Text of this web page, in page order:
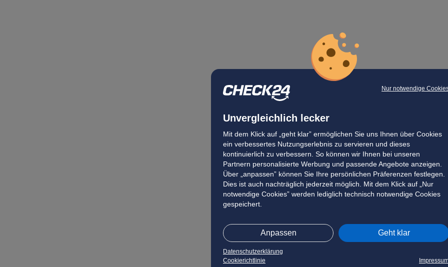
Nur notwendige
Unvergleichlich lecker
Mit dem Klick auf „geht klar” ermöglichen Sie uns Ihnen über Cookies
ein verbessertes Nutzungserlebnis zu servieren und dieses
kontinuierlich zu verbessern. So können wir Ihnen bei unseren
Partnern personalisierte Werbung und passende Angebote anzeigen.
Über „anpassen” können Sie Ihre persönlichen Präferenzen festlegen.
Dies ist auch nachträglich jederzeit möglich. Mit dem Klick auf „Nur
notwendige Cookies” werden lediglich technisch notwendige Cookies
gespeichert.
Anpassen Geht klar
Datenschutzerklärung
Cookierichtlinie